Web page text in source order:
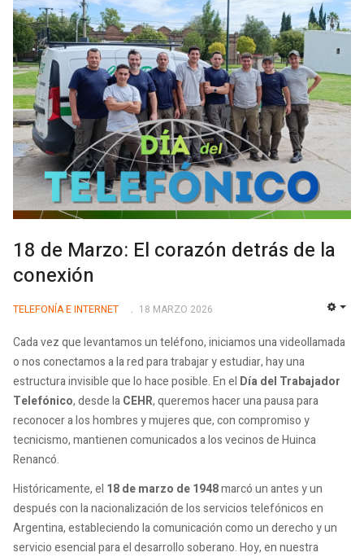
18 de Marzo: El corazón detrás de la
conexión
TELEFONÍA E INTERNET 18 MARZO 2026
Cada vez que levantamos un teléfono, iniciamos una videollamada
o nos conectamos a la red para trabajar y estudiar, hay una
estructura invisible que lo hace posible. En el Día del Trabajador
Telefónico, desde laCEHR, queremos hacer una pausa para
reconocer a los hombres y mujeres que, con compromiso y
tecnicismo, mantienen comunicados a los vecinos de Huinca
Renancó.
Históricamente, el 18 de marzo de 1948marcó un antes y un
después con la nacionalización de los servicios telefónicos en
Argentina, estableciendo la comunicación como un derecho y un
servicio esencial para el desarrollo soberano. Hoy, en nuestra